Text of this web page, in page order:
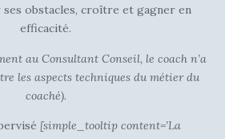
ses obstacles, croître et gagner en
efficacité.
au Consultant Conseil, le coach n’a
les aspects techniques du métier du
coaché).
[simple_tooltip content=’La